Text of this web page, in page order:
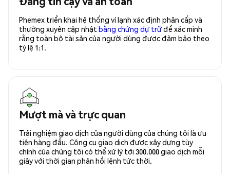
Phemex triển khai hệ thống ví lạnh xác định phân cấp và
thường xuyên cập nhật bằng chứng dự trữđể xác minh
rằng toàn bộ tài sản của người dùng được đảm bảo theo
tỷ lệ 1:1.
Mượt mà và trực quan
Trải nghiệm giao dịch của người dùng của chúng tôi là ưu
tiên hàng đầu. Công cụ giao dịch được xây dựng tùy
chỉnh của chúng tôi có thể xử lý tới 300.000 giao dịch mỗi
giây với thời gian phản hồi lệnh tức thời.